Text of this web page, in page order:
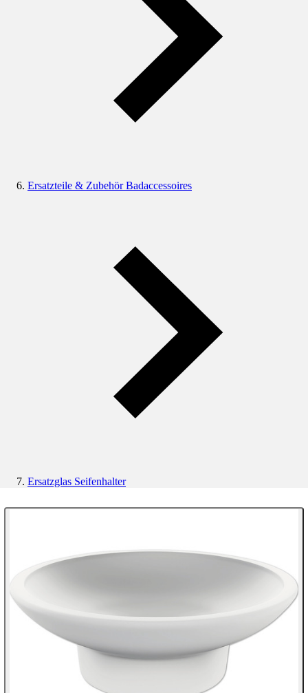
Ersatzteile & Zubehör Badaccessoires
Ersatzglas Seifenhalter